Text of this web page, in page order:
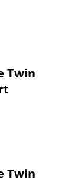
Twin
Twin